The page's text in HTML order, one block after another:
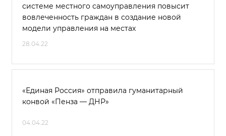
системе местного самоуправления повысит
вовлеченность граждан в создание новой
модели управления на местах
28.04.22
«Единая Россия» отправила гуманитарный
конвой «Пенза — ДНР»
04.04.22